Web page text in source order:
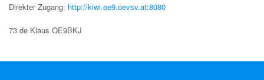
Direkter Zugang: http://kiwi.oe9.oevsv.at:8080
73 de Klaus OE9BKJ